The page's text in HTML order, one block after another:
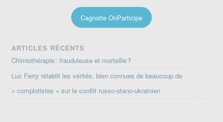
Cagnotte OnParticipe
ARTICLES RÉCENTS
Chimiothérapie : frauduleuse et mortellle ?
Luc Ferry rétablit les vérités, bien connues de beaucoup de
« complotistes » sur le conflit russo-otano-ukrainien